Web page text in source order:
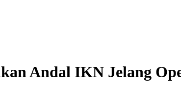
Andal IKN Jelang